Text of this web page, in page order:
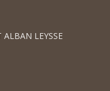
LEYSSE